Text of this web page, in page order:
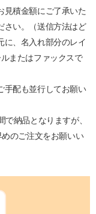
見積金額にご了承いた
さい。（送信方法はど
に、名入れ部分のレイ
またはファックスで
手配も並行してお願い
納品となりますが、
のご注文をお願いい